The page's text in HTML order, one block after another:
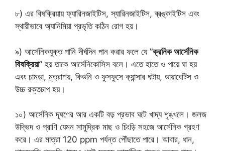
৮) এর বিষক্রিয়ায় ফ্যারিনজাইটিস, স্যারিনজাইটিস, ব্রঙ্কাইটিস এবং
স্থায়ীভাবে অ্যানিমিয়া প্রভৃতি কঠিন রোগ হয়।
৯) আর্সেনিকযুক্ত পানি দীর্ঘদিন পান করার ফলে যে ”ক্রনিক আর্সেনিক
বিষক্রিয়া” হয় তাকে আর্সেনিকোসিস বলে। এতে হাতে ও পায়ে ঘা হয়
এবং চামড়া, মূত্রাশয়, কিডনি ও ফুসফুসে ক্যান্সার ঘটায়, ডায়াবেটিস ও
উচ্চ রক্তচাপ হয়।
১০) আর্সেনিক দূষণের আর একটি বড় প্রভাব ঘটে খাদ্য শৃঙ্খলে। জলজ
উদ্ভিদ ও প্রাণি যেমন সামুদ্রিক মাছ ও চিংড়ি সহজে আর্সেনিক গ্রহণ
করে। এর মাত্রা 120 ppm পর্যন্ত পৌঁছাতে পারে। আবার, ধান,